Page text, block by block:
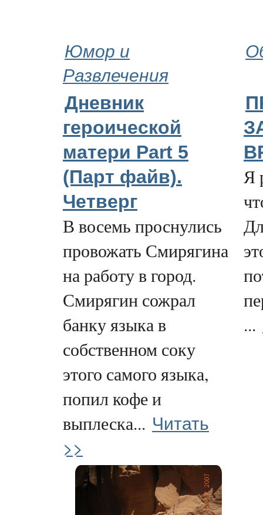
Юмор и
Развлечения
Дневник
героической
матери Part 5
(Парт файв).
Четверг
В восемь проснулись
провожать Смирягина
на работу в город.
Смирягин сожрал
банку языка в
собственном соку
этого самого языка,
попил кофе и
выплеска... Читать
>>
Я
...